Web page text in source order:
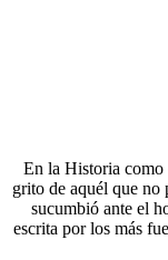
En la Historia como
grito de aquél que no
sucumbió ante el
escrita por los más